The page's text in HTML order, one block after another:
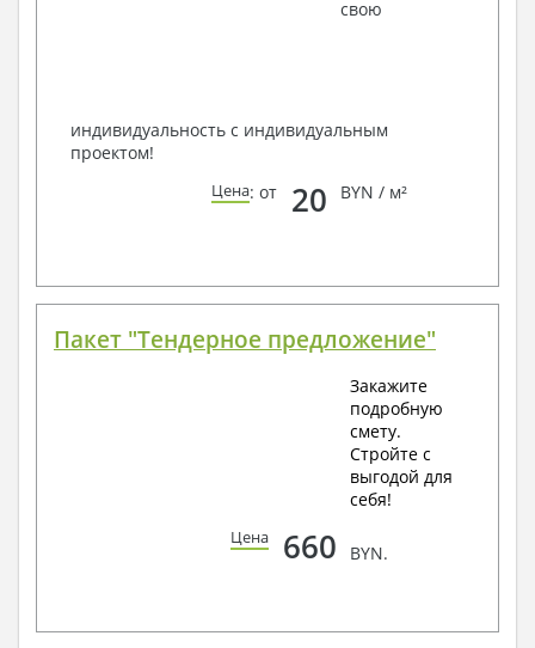
наших специалистов, Вы можете любым
свою
индивидуальность с индивидуальным
проектом!
Цена: от 20 BYN / м²
Пакет "Тендерное предложение"
Закажите
подробную
смету.
Стройте с
выгодой для
себя!
Цена 660 BYN.